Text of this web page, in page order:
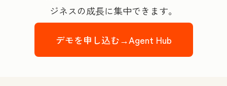
ジネスの成長に集中できます。
デモを申し込む→Agent Hub